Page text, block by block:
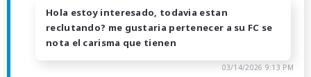
Hola estoy interesado, todavia estan
reclutando? me gustaria pertenecer a su FC se
nota el carisma que tienen
03/14/2026 9:13 PM